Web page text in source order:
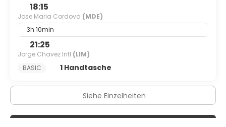
18:15
Jose Maria Cordova (MDE)
3h 10min
21:25
Jorge Chavez Intl (LIM)
BASIC
1 Handtasche
Siehe Einzelheiten